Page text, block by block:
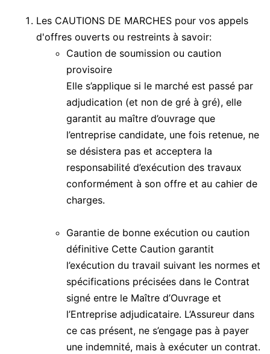
Les CAUTIONS DE MARCHES pour vos appels
d'offres ouverts ou restreints à savoir:
Caution de soumission ou caution
provisoire
Elle s’applique si le marché est passé par
adjudication (et non de gré à gré), elle
garantit au maître d’ouvrage que
l’entreprise candidate, une fois retenue, ne
se désistera pas et acceptera la
responsabilité d’exécution des travaux
conformément à son offre et au cahier de
charges.
Garantie de bonne exécution ou caution
définitive Cette Caution garantit
l’exécution du travail suivant les normes et
spécifications précisées dans le Contrat
signé entre le Maître d’Ouvrage et
l’Entreprise adjudicataire. L’Assureur dans
ce cas présent, ne s’engage pas à payer
une indemnité, mais à exécuter un contrat.